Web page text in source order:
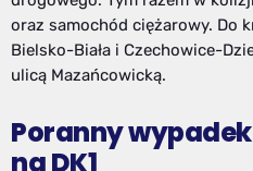
oraz samochód ciężarowy. Do
Bielsko-Biała i Czechowice-
ulicą Mazańcowicką.
Poranny
na DK1